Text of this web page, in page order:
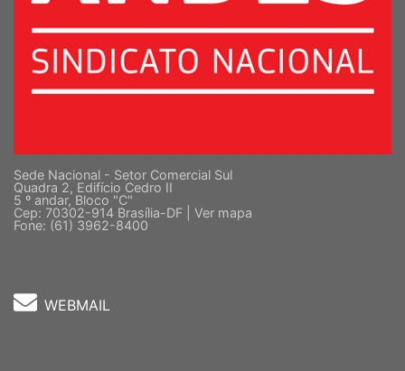
Sede Nacional - Setor Comercial Sul
Quadra 2, Edifício Cedro II
5 º andar, Bloco "C"
Cep: 70302-914 Brasília-DF | Ver mapa
Fone: (61) 3962-8400
WEBMAIL